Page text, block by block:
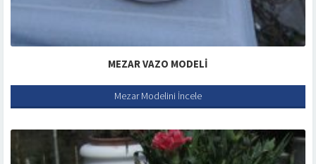
MEZAR VAZO MODELI
Mezar Modelini İncele